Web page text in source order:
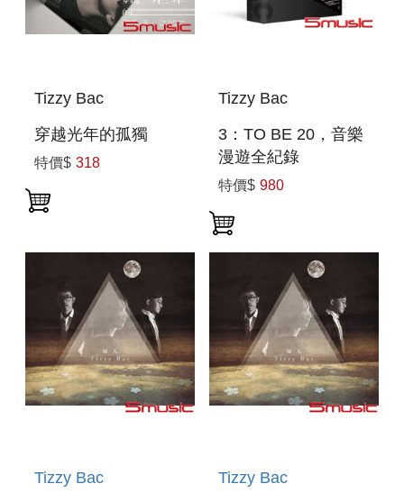
Tizzy Bac
穿越光年的孤獨
特價$ 318
Tizzy Bac
3：TO BE 20，音樂
漫遊全紀錄
特價$ 980
Tizzy Bac
Tizzy Bac